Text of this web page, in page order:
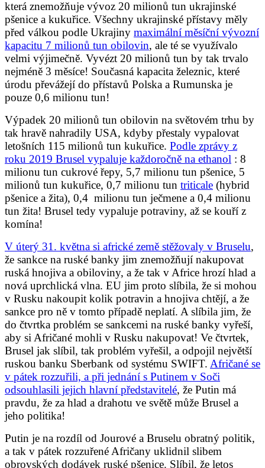
která znemožňuje vývoz 20 milionů tun ukrajinské
pšenice a kukuřice. Všechny ukrajinské přístavy měly
před válkou podle Ukrajiny maximální měsíční vývozní
kapacitu 7 milionů tun obilovin, ale té se využívalo
velmi výjimečně. Vyvézt 20 milionů tun by tak trvalo
nejméně 3 měsíce! Současná kapacita železnic, které
úrodu převážejí do přístavů Polska a Rumunska je
pouze 0,6 milionu tun!
Výpadek 20 milionů tun obilovin na světovém trhu by
tak hravě nahradily USA, kdyby přestaly vypalovat
letošních 115 milionů tun kukuřice. Podle zprávy z
roku 2019 Brusel vypaluje každoročně na ethanol : 8
milionu tun cukrové řepy, 5,7 milionu tun pšenice, 5
milionů tun kukuřice, 0,7 milionu tun triticale (hybrid
pšenice a žita), 0,4 milionu tun ječmene a 0,4 milionu
tun žita! Brusel tedy vypaluje potraviny, až se kouří z
komína!
V úterý 31. května si africké země stěžovaly v Bruselu,
že sankce na ruské banky jim znemožňují nakupovat
ruská hnojiva a obiloviny, a že tak v Africe hrozí hlad a
nová uprchlická vlna. EU jim proto slíbila, že si mohou
v Rusku nakoupit kolik potravin a hnojiva chtějí, a že
sankce pro ně v tomto případě neplatí. A slíbila jim, že
do čtvrtka problém se sankcemi na ruské banky vyřeší,
aby si Afričané mohli v Rusku nakupovat! Ve čtvrtek,
Brusel jak slíbil, tak problém vyřešil, a odpojil největší
ruskou banku Sberbank od systému SWIFT. Afričané se
v pátek rozzuřili, a při jednání s Putinem v Soči
odsouhlasili jejich hlavní představitelé, že Putin má
pravdu, že za hlad a drahotu ve světě může Brusel a
jeho politika!
Putin je na rozdíl od Jourové a Bruselu obratný politik,
a tak v pátek rozzuřené Afričany uklidnil slibem
obrovských dodávek ruské pšenice. Slíbil, že letos